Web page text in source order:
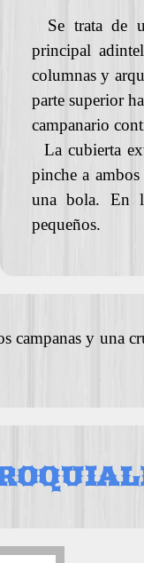
Se trata de
principal
columnas y
parte superior
campanario
La cubierta
pinche a
una bola. En
pequeños.
campanas y una